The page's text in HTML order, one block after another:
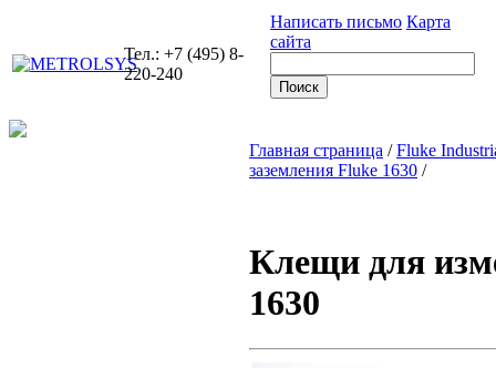
Тел.: +7 (495) 8-
220-240
Написать письмо Карта
сайта
Главная страница /Fluke
заземления Fluke 1630 /
Клещи для
1630